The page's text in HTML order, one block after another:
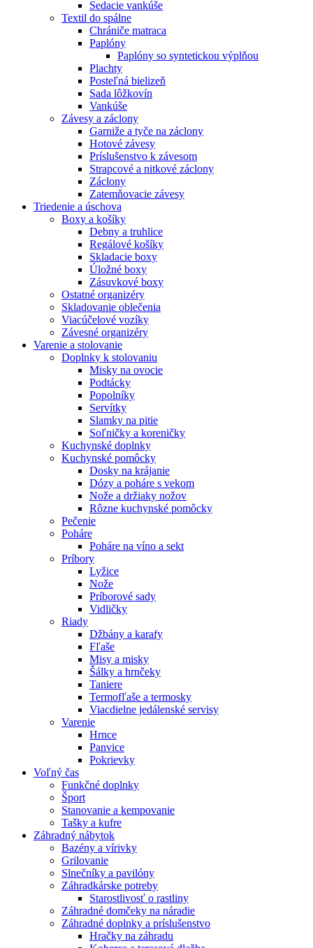
Sedacie vankúše
Textil do spálne
Chrániče matraca
Paplóny
Paplóny so syntetickou výplňou
Plachty
Posteľná bielizeň
Sada lôžkovín
Vankúše
Závesy a záclony
Garniže a tyče na záclony
Hotové závesy
Príslušenstvo k závesom
Strapcové a nitkové záclony
Záclony
Zatemňovacie závesy
Triedenie a úschova
Boxy a košíky
Debny a truhlice
Regálové košíky
Skladacie boxy
Úložné boxy
Zásuvkové boxy
Ostatné organizéry
Skladovanie oblečenia
Viacúčelové vozíky
Závesné organizéry
Varenie a stolovanie
Doplnky k stolovaniu
Misky na ovocie
Podtácky
Popolníky
Servítky
Slamky na pitie
Soľničky a koreničky
Kuchynské doplnky
Kuchynské pomôcky
Dosky na krájanie
Dózy a poháre s vekom
Nože a držiaky nožov
Rôzne kuchynské pomôcky
Pečenie
Poháre
Poháre na víno a sekt
Príbory
Lyžice
Nože
Príborové sady
Vidličky
Riady
Džbány a karafy
Fľaše
Misy a misky
Šálky a hrnčeky
Taniere
Termofľaše a termosky
Viacdielne jedálenské servisy
Varenie
Hrnce
Panvice
Pokrievky
Voľný čas
Funkčné doplnky
Šport
Stanovanie a kempovanie
Tašky a kufre
Záhradný nábytok
Bazény a vírivky
Grilovanie
Slnečníky a pavilóny
Záhradkárske potreby
Starostlivosť o rastliny
Záhradné domčeky na náradie
Záhradné doplnky a príslušenstvo
Hračky na záhradu